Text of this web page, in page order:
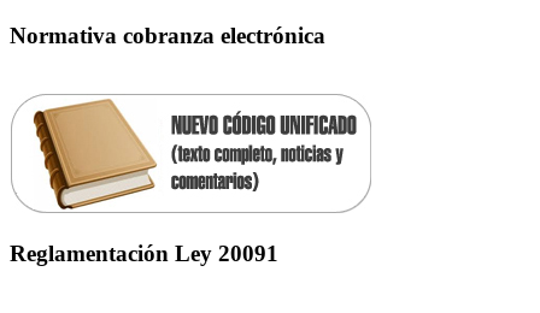
Normativa cobranza electrónica
Reglamentación Ley 20091